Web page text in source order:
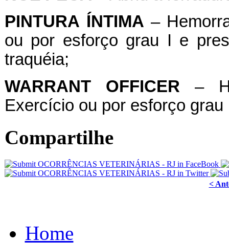
PINTURA ÍNTIMA –
ou por esforço grau I e
traquéia;
WARRANT OFFICER –
Exercício ou por esforço grau
Compartilhe
<
Home